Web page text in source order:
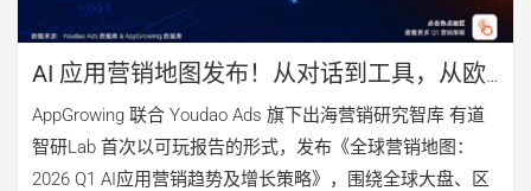
AI 应用营销地图发布！从对话到工具，从欧
美到东南亚，你的下一站该去哪？
AppGrowing 联合 Youdao Ads 旗下出海营销研究智库 有道
智研Lab 首次以可玩报告的形式，发布《全球营销地图：
2026 Q1 AI应用营销趋势及增长策略》，围绕全球大盘、区